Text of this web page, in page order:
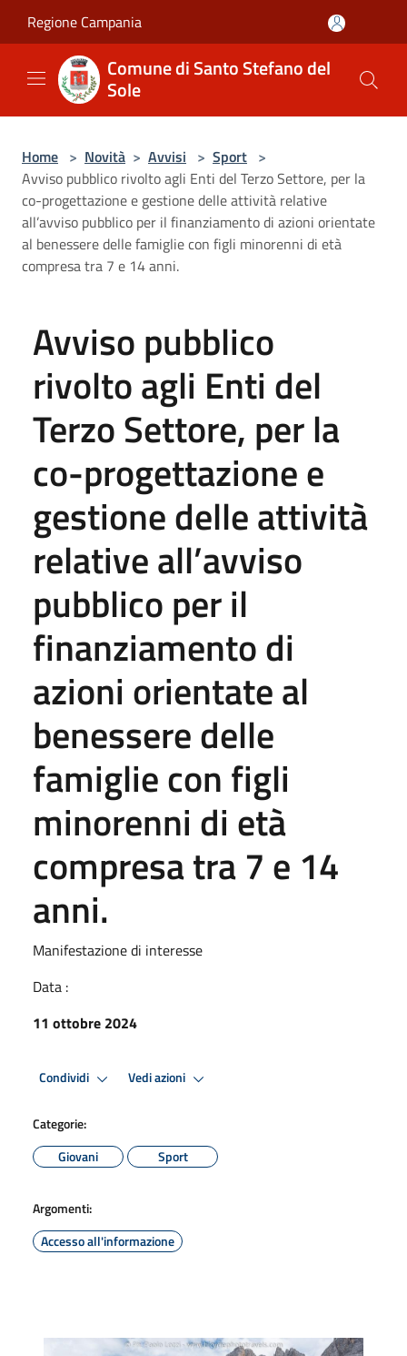
Regione Campania
Comune di Santo Stefano del
Sole
Home > Novità > Avvisi > Sport >
Avviso pubblico rivolto agli Enti del Terzo Settore, per la
co-progettazione e gestione delle attività relative
all’avviso pubblico per il finanziamento di azioni orientate
al benessere delle famiglie con figli minorenni di età
compresa tra 7 e 14 anni.
Avviso pubblico
rivolto agli Enti del
Terzo Settore, per la
co-progettazione e
gestione delle attività
relative all’avviso
pubblico per il
finanziamento di
azioni orientate al
benessere delle
famiglie con figli
minorenni di età
compresa tra 7 e 14
anni.
Manifestazione di interesse
Data :
11 ottobre 2024
Condividi Vedi azioni
Categorie:
Giovani
Sport
Argomenti:
Accesso all'informazione